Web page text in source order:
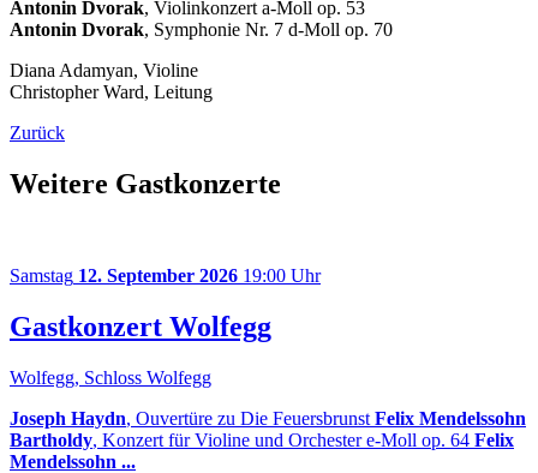
Antonin Dvorak, Violinkonzert a-Moll op. 53
Antonin Dvorak, Symphonie Nr. 7 d-Moll op. 70
Diana Adamyan, Violine
Christopher Ward, Leitung
Zurück
Weitere Gastkonzerte
Samstag 12. September 2026 19:00 Uhr
Gastkonzert Wolfegg
Wolfegg, Schloss Wolfegg
Joseph Haydn, Ouvertüre zu Die Feuersbrunst Felix Mendelssohn
Bartholdy, Konzert für Violine und Orchester e-Moll op. 64 Felix
Mendelssohn ...